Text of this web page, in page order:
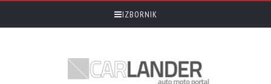
IZBORNIK